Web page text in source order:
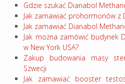
Gdzie szukać Dianabol
Jak zamawiać prohormonów z
Jak zamawiać Dianabol
Jak można zamówić budynek
w New York USA?
Zakup budowania masy
Szwecji
Jak zamawiać booster